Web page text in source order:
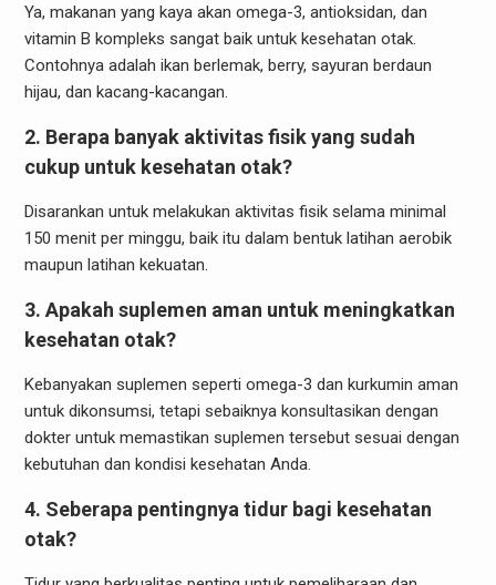
Ya, makanan yang kaya akan omega-3, antioksidan, dan
vitamin B kompleks sangat baik untuk kesehatan otak.
Contohnya adalah ikan berlemak, berry, sayuran berdaun
hijau, dan kacang-kacangan.
2. Berapa banyak aktivitas fisik yang sudah
cukup untuk kesehatan otak?
Disarankan untuk melakukan aktivitas fisik selama minimal
150 menit per minggu, baik itu dalam bentuk latihan aerobik
maupun latihan kekuatan.
3. Apakah suplemen aman untuk meningkatkan
kesehatan otak?
Kebanyakan suplemen seperti omega-3 dan kurkumin aman
untuk dikonsumsi, tetapi sebaiknya konsultasikan dengan
dokter untuk memastikan suplemen tersebut sesuai dengan
kebutuhan dan kondisi kesehatan Anda.
4. Seberapa pentingnya tidur bagi kesehatan
otak?